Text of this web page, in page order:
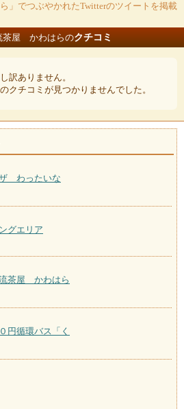
でつぶやかれたTwitterのツイートを掲載
屋 かわはらのクチコミ
訳ありません。
クチコミが見つかりませんでした。
わったいな
グエリア
茶屋 かわはら
円循環バス「く